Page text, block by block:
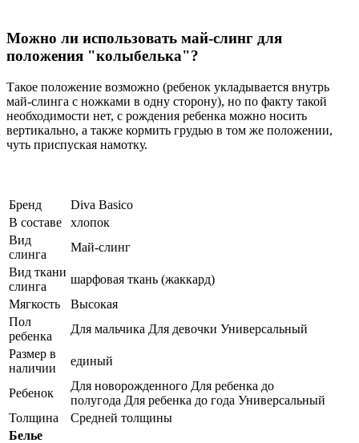
Можно ли использовать май-слинг для
положения "колыбелька"?
Такое положение возможно (ребенок укладывается внутрь
май-слинга с ножками в одну сторону), но по факту такой
необходимости нет, с рождения ребенка можно носить
вертикально, а также кормить грудью в том же положении,
чуть приспуская намотку.
Бренд
Diva Basico
В составе
хлопок
Вид
слинга
Май-слинг
Вид ткани
слинга
шарфовая ткань (жаккард)
Мягкость
Высокая
Пол
ребенка
Для мальчика Для девочки Универсальный
Размер в
наличии
единый
Ребенок
Для новорожденного Для ребенка до
полугода Для ребенка до года Универсальный
Толщина
Средней толщины
Белье